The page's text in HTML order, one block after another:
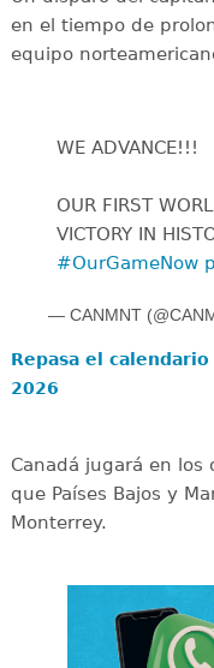
en el tiempo de
equipo
WE ADVANCE!!!
OUR FIRST
VICTORY IN
#OurGameNow
— CANMNT
Repasa el
2026
Canadá jugará en los
que Países Bajos y
Monterrey.